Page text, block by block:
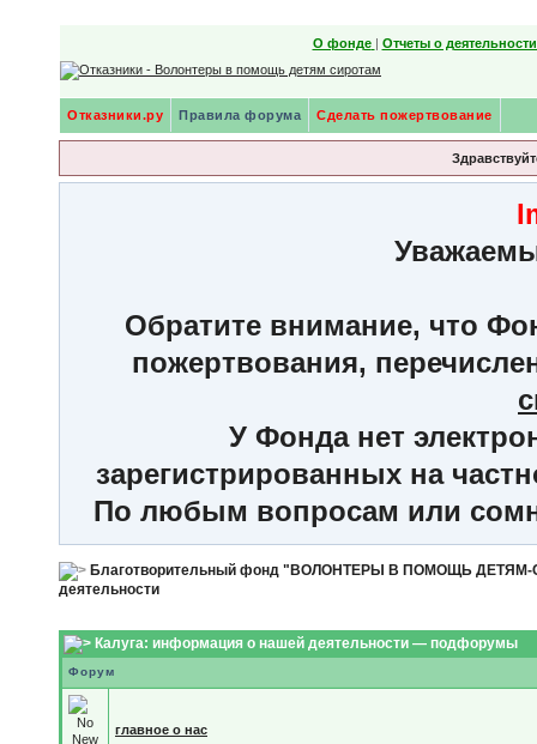
О фонде | Отчеты о
Отказники.ру Правила форума Сделать пожертвование
Обратите внимание, что
пожертвования,
У Фонда нет
зарегистрированных на
По любым вопросам или
Благотворительный фонд "ВОЛОНТЕРЫ В ПОМОЩЬ
деятельности
Калуга: информация о нашей деятельности — подфорумы
Форум
главное о нас